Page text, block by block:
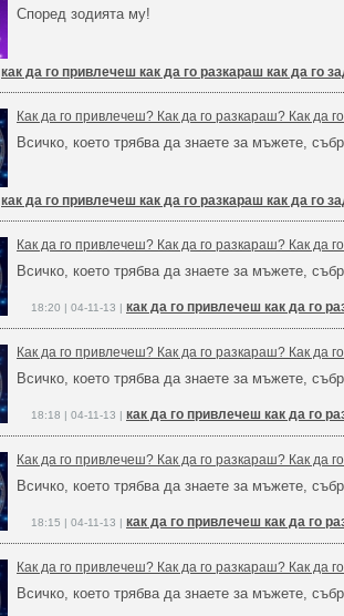
Според зодията му!
как да го привлечеш как да го разкараш как да го
Как да го привлечеш? Как да го разкараш? Как да
Всичко, което трябва да знаете за мъжете,
как да го привлечеш как да го разкараш как да го
Как да го привлечеш? Как да го разкараш? Как да
Всичко, което трябва да знаете за мъжете,
18:20 | 04-11-13 | как да го привлечеш как да го
Как да го привлечеш? Как да го разкараш? Как да
Всичко, което трябва да знаете за мъжете,
18:18 | 04-11-13 | как да го привлечеш как да го
Как да го привлечеш? Как да го разкараш? Как да
Всичко, което трябва да знаете за мъжете,
18:15 | 04-11-13 | как да го привлечеш как да го
Как да го привлечеш? Как да го разкараш? Как да
Всичко, което трябва да знаете за мъжете,